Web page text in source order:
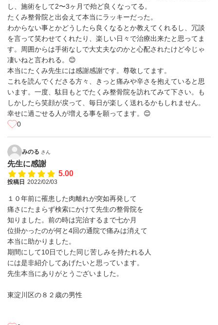
し、施術をして2〜3ヶ月で殆ど良くなってる。
たくみ整骨院と出会えて本当にラッキーだった。
わからない事とかどうしたら良くなるとか教えてくれるし、冗談
を言って笑わせてくれたり、楽しい日々で治療出来たと思ってま
す。周囲からは手術なしで大丈夫なのかと心配されたけど今じゃ
凄いねと言われる。😊
本当にたくみ先生には感謝感謝です。尊敬してます。
これを読んでくださる方々、きっと痛みや辛さを抱えていると思
います。一度、駄目もとでたくみ整骨院を訪れてみて下さい。も
しかしたら笑顔が戻って、毎日が楽しく送れるかもしれません。
幸せに過ごせる人が増える事を願ってます。😊
0
みのる さん
先生に感謝
5.00
投稿日 2022/02/03
１０年前に罹患した肉離れが突如再発して
痛さにたまらず検索にかけて先生の整骨院を
知りました。前の時は完治するまで七か月
位掛かったのが何と4回の通院で痛みは消えて
本当に助かりました。
期間にして10日でした同じ苦しみを持たれる人
には是非紹介してあげたいと思っています。
先生本当にありがとうございました。
東淀川区の８２歳の男性